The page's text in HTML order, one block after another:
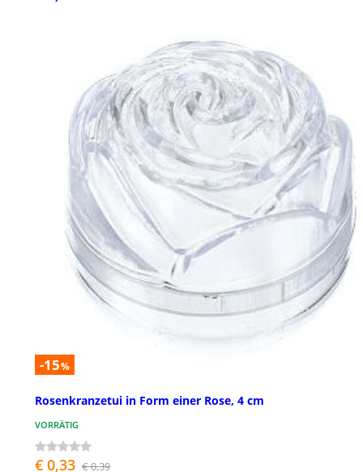
-15%
Rosenkranzetui in Form einer Rose, 4 cm
VORRÄTIG
€ 0,33 € 0,39